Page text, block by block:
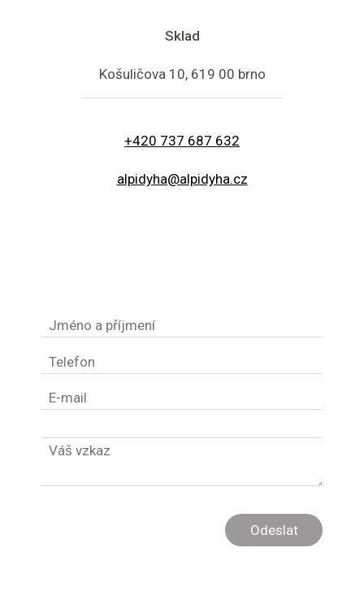
Sklad
Košuličova 10, 619 00 brno
+420 737 687 632
alpidyha@alpidyha.cz